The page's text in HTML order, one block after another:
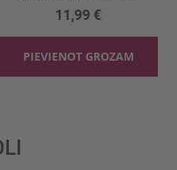
11,99 €
PIEVIENOT GROZAM